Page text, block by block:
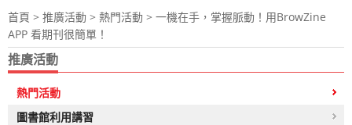
首頁 > 推廣活動 > 熱門活動 > 一機在手，掌握脈動！用BrowZine
APP 看期刊很簡單！
推廣活動
熱門活動
圖書館利用講習